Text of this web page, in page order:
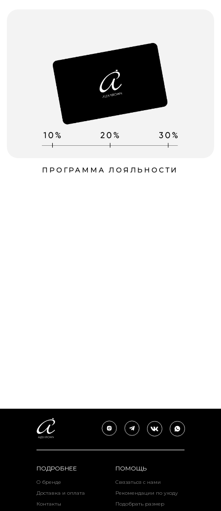
ПОДРОБНЕЕ ПОМОЩЬ
О бренде
Доставка и оплата
Контакты
Связаться с нами
Рекомендации по уходу
Подобрать размер